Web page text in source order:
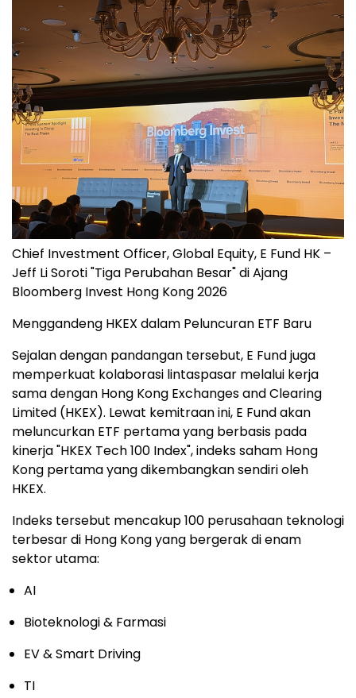
Chief Investment Officer, Global Equity, E Fund HK –
Jeff Li Soroti "Tiga Perubahan Besar" di Ajang
Bloomberg Invest Hong Kong 2026
Menggandeng HKEX dalam Peluncuran ETF Baru
Sejalan dengan pandangan tersebut, E Fund juga
memperkuat kolaborasi lintaspasar melalui kerja
sama dengan Hong Kong Exchanges and Clearing
Limited (HKEX). Lewat kemitraan ini, E Fund akan
meluncurkan ETF pertama yang berbasis pada
kinerja "HKEX Tech 100 Index", indeks saham Hong
Kong pertama yang dikembangkan sendiri oleh
HKEX.
Indeks tersebut mencakup 100 perusahaan teknologi
terbesar di Hong Kong yang bergerak di enam
sektor utama:
AI
Bioteknologi & Farmasi
EV & Smart Driving
TI